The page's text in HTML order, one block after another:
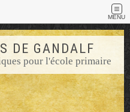
MENU
DE GANDALF
pour l'école primaire